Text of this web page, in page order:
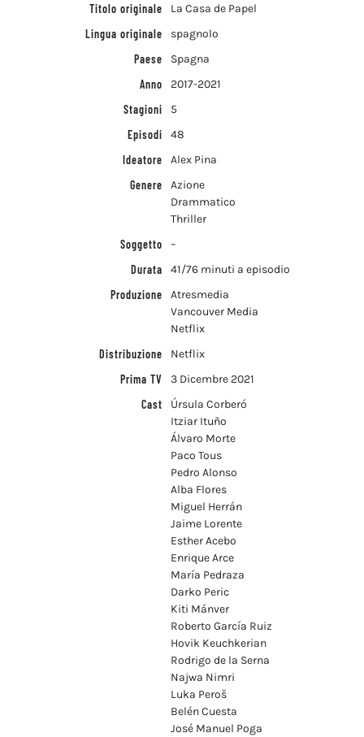
Titolo originale
La Casa de Papel
Lingua originale
spagnolo
Paese
Spagna
Anno
2017-2021
Stagioni
5
Episodi
48
Ideatore
Alex Pina
Genere
Azione
Drammatico
Thriller
Soggetto
–
Durata
41/76 minuti a episodio
Produzione
Atresmedia
Vancouver Media
Netflix
Distribuzione
Netflix
Prima TV
3 Dicembre 2021
Cast
Úrsula Corberó
Itziar Ituño
Álvaro Morte
Paco Tous
Pedro Alonso
Alba Flores
Miguel Herrán
Jaime Lorente
Esther Acebo
Enrique Arce
María Pedraza
Darko Peric
Kiti Mánver
Roberto García Ruiz
Hovik Keuchkerian
Rodrigo de la Serna
Najwa Nimri
Luka Peroš
Belén Cuesta
José Manuel Poga